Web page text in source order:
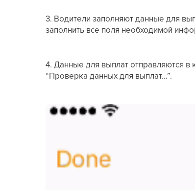
3. Водители заполняют данные для
заполнить все поля необходимой
4. Данные для выплат отправляются
“Проверка данных для выплат…”.